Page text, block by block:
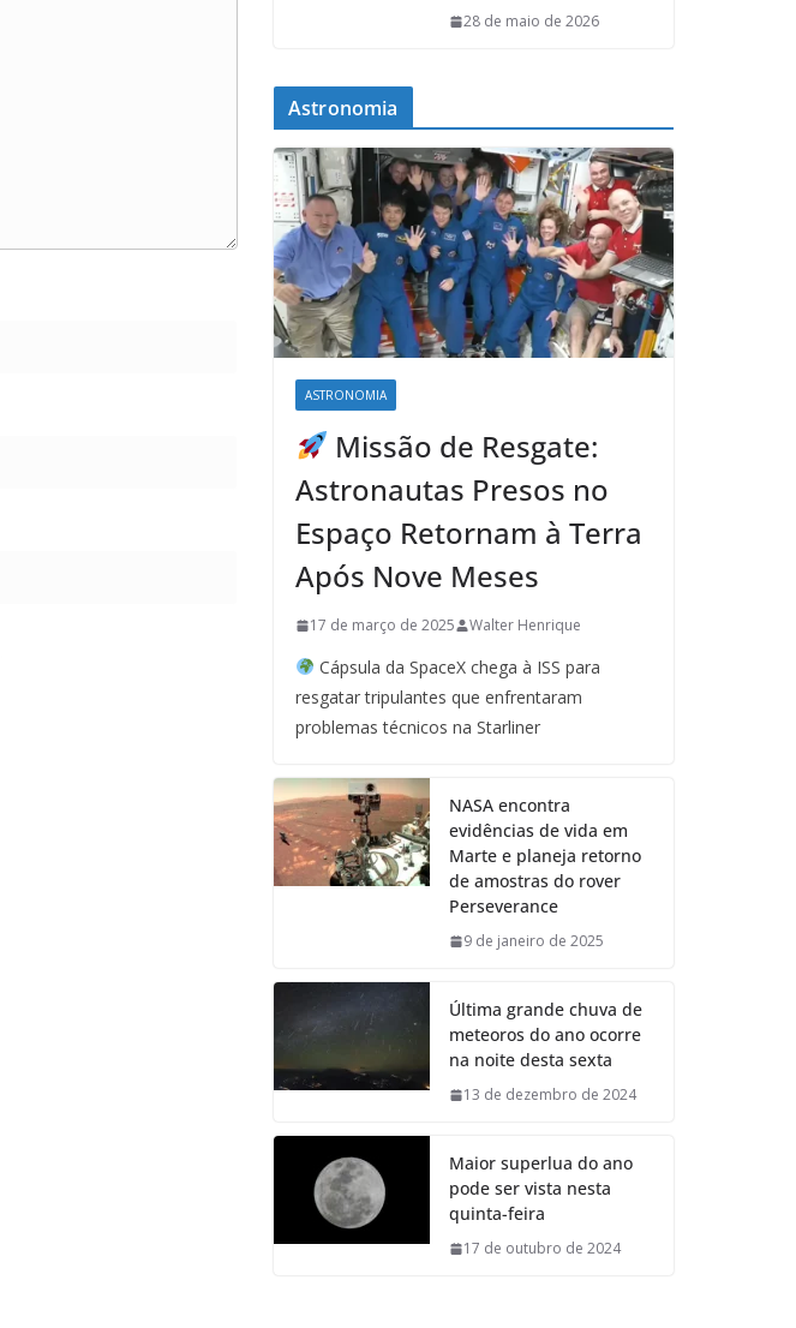
28 de maio de 2026
Astronomia
ASTRONOMIA
Missão de Resgate:
Astronautas Presos no
Espaço Retornam à Terra
Após Nove Meses
17 de março de 2025 Walter Henrique
Cápsula da SpaceX chega à ISS para
resgatar tripulantes que enfrentaram
problemas técnicos na Starliner
NASA encontra
evidências de vida em
Marte e planeja retorno
de amostras do rover
Perseverance
9 de janeiro de 2025
Última grande chuva de
meteoros do ano ocorre
na noite desta sexta
13 de dezembro de 2024
Maior superlua do ano
pode ser vista nesta
quinta-feira
17 de outubro de 2024